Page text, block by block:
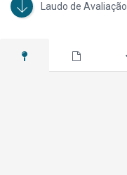
Laudo de Avaliação